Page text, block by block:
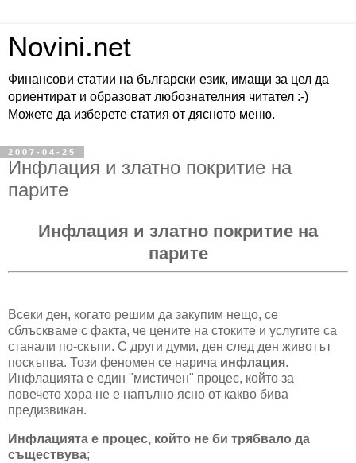
Novini.net
Финансови статии на български език, имащи за цел да
ориентират и образоват любознателния читател :-)
Можете да изберете статия от дясното меню.
2007-04-25
Инфлация и златно покритие на
парите
Инфлация и златно покритие на
парите
Всеки ден, когато решим да закупим нещо, се
сблъскваме с факта, че цените на стоките и услугите са
станали по-скъпи. С други думи, ден след ден животът
поскъпва. Този феномен се нарича инфлация.
Инфлацията е един "мистичен" процес, който за
повечето хора не е напълно ясно от какво бива
предизвикан.
Инфлацията е процес, който не би трябвало да
съществува;